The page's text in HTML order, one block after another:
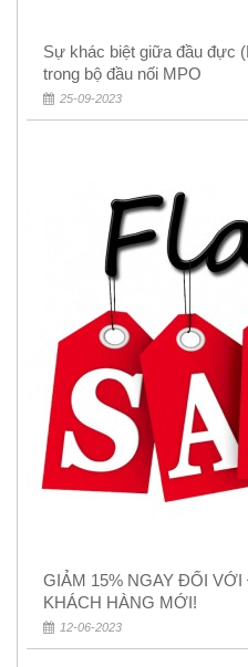
Sự khác biệt giữa đầu đực
trong bộ đầu nối MPO
25-09-2023
GIẢM 15% NGAY ĐỐI
KHÁCH HÀNG MỚI!
12-06-2023